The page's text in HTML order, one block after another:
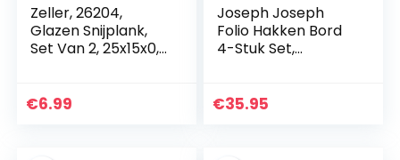
Zeller, 26204,
Glazen Snijplank,
Set Van 2, 25x15x0,5
€6.99
Joseph Joseph
Folio Hakken Bord
4-Stuk Set,
€35.95